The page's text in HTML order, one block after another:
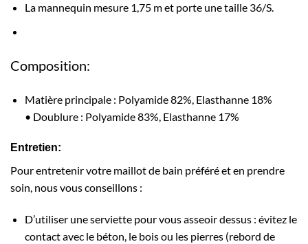
La mannequin mesure 1,75 m et porte une taille 36/S.
Composition:
Matière principale : Polyamide 82%, Elasthanne 18%
• Doublure : Polyamide 83%, Elasthanne 17%
Entretien:
Pour entretenir votre maillot de bain préféré et en prendre
soin, nous vous conseillons :
D’utiliser une serviette pour vous asseoir dessus : évitez le
contact avec le béton, le bois ou les pierres (rebord de